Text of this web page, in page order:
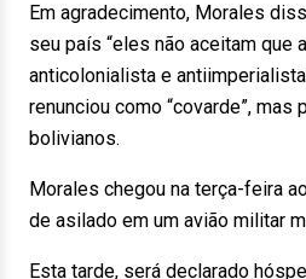
Em agradecimento, Morales
seu país “eles não aceitam que
anticolonialista e
renunciou como “covarde”, mas
bolivianos.
Morales chegou na terça-feira
de asilado em um avião militar
Esta tarde, será declarado